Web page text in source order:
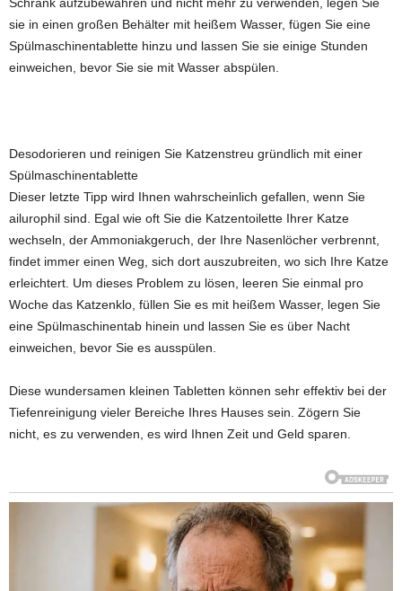
sie in einen großen Behälter mit heißem Wasser, fügen Sie eine
Spülmaschinentablette hinzu und lassen Sie sie einige Stunden
einweichen, bevor Sie sie mit Wasser abspülen.
Desodorieren und reinigen Sie Katzenstreu gründlich mit einer
Spülmaschinentablette
Dieser letzte Tipp wird Ihnen wahrscheinlich gefallen, wenn Sie
ailurophil sind. Egal wie oft Sie die Katzentoilette Ihrer Katze
wechseln, der Ammoniakgeruch, der Ihre Nasenlöcher verbrennt,
findet immer einen Weg, sich dort auszubreiten, wo sich Ihre Katze
erleichtert. Um dieses Problem zu lösen, leeren Sie einmal pro
Woche das Katzenklo, füllen Sie es mit heißem Wasser, legen Sie
eine Spülmaschinentab hinein und lassen Sie es über Nacht
einweichen, bevor Sie es ausspülen.
Diese wundersamen kleinen Tabletten können sehr effektiv bei der
Tiefenreinigung vieler Bereiche Ihres Hauses sein. Zögern Sie
nicht, es zu verwenden, es wird Ihnen Zeit und Geld sparen.